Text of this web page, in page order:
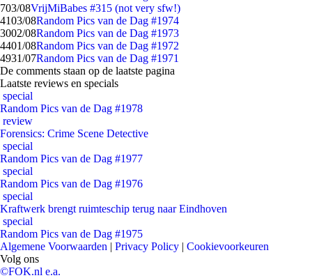
703/08VrijMiBabes #315 (not very sfw!)
4103/08Random Pics van de Dag #1974
3002/08Random Pics van de Dag #1973
4401/08Random Pics van de Dag #1972
4931/07Random Pics van de Dag #1971
De comments staan op de laatste pagina
Laatste reviews en specials
special
Random Pics van de Dag #1978
review
Forensics: Crime Scene Detective
special
Random Pics van de Dag #1977
special
Random Pics van de Dag #1976
special
Kraftwerk brengt ruimteschip terug naar Eindhoven
special
Random Pics van de Dag #1975
Algemene Voorwaarden | Privacy Policy | Cookievoorkeuren
Volg ons
©FOK.nl e.a.